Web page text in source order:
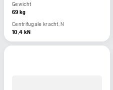
Gewicht
69 kg
Centrifugale kracht, N
10,4 kN